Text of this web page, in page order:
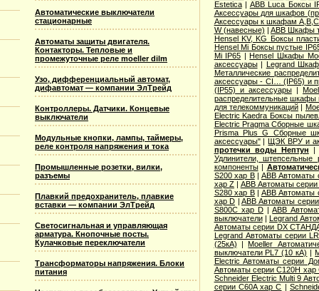
Автоматические выключатели
стационарные
Автоматы защиты двигателя.
Контакторы. Тепловые и
промежуточные реле moeller dilm
Узо, дифференциальный автомат,
дифавтомат — компании ЭлТрейд
Контроллеры. Датчики. Концевые
выключатели
Модульные кнопки, лампы, таймеры,
реле контроля напряжения и тока
Промышленные розетки, вилки,
разъемы
Плавкий предохранитель, плавкие
вставки — компании ЭлТрейд
Светосигнальная и управляющая
арматура. Кнопочные посты.
Кулачковые переключатели
Трансформаторы напряжения. Блоки
питания
Estetica| ABB Luca Боксы
Аксессуары для шкафов
Аксессуары к шкафам
W (навесные) |ABB Шкафы
Hensel KV, KG Боксы
Hensel Mi Боксы пустые
Mi IP65 |Hensel Шкафы
аксессуары| Legrand
Металлические
аксессуары - CI… (IP65) и
(IP55) и аксессуары|
распределительные
для телекоммуникаций|
Electric Kaedra Боксы
Electric Pragma Сборные
Prisma Plus G Сборные
аксессуары"|ЩЭК ВРУ и
протечки воды Нептун
Удлинители, штепсельные
компоненты|
S200 хар B| ABB Автоматы
хар Z| ABB Автоматы
S280 хар B| ABB Автоматы
хар D | ABB Автоматы
S800C хар D|ABB
выключатели| Legrand
Автоматы серии DX
Legrand Автоматы серии
(25кА) |Moeller
выключатели PL7 (10 кА) |
Electric Aвтоматы серии
Автоматы серии C120H хар
Schneider Electric Multi 9
серии C60A хар C |